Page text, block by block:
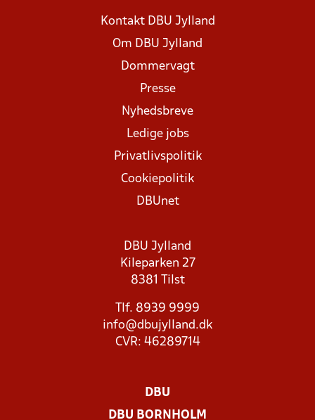
Kontakt DBU Jylland
Om DBU Jylland
Dommervagt
Presse
Nyhedsbreve
Ledige jobs
Privatlivspolitik
Cookiepolitik
DBUnet
DBU Jylland
Kileparken 27
8381 Tilst
Tlf. 8939 9999
info@dbujylland.dk
CVR: 46289714
DBU
DBU BORNHOLM